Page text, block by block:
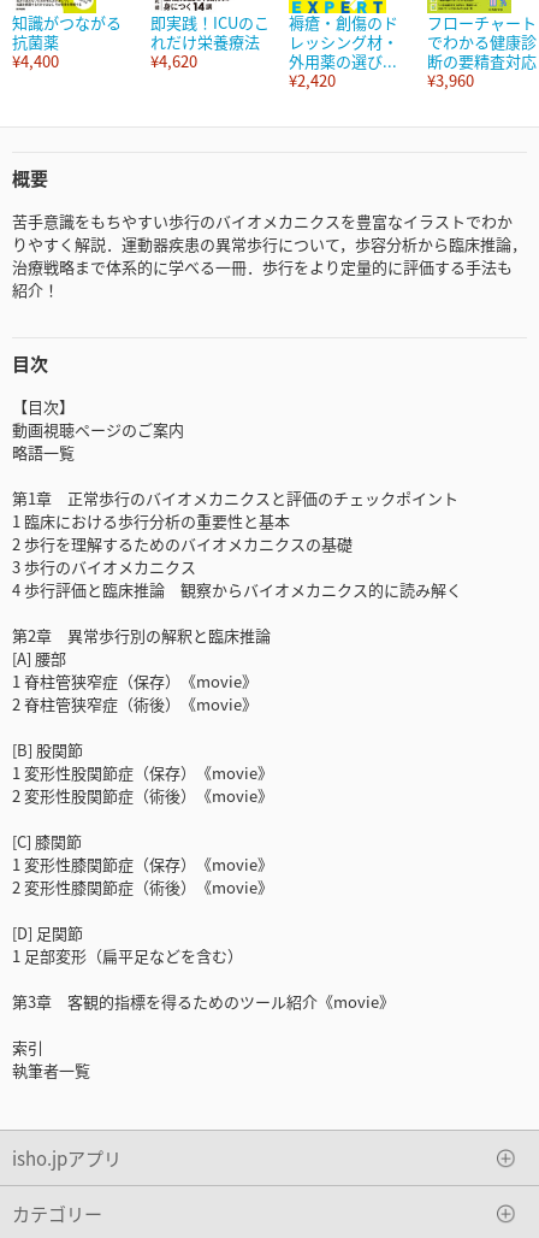
知識がつながる
抗菌薬
¥4,400
即実践！ICUのこ
れだけ栄養療法
¥4,620
褥瘡・創傷のド
レッシング材・
外用薬の選び...
¥2,420
フローチャート
でわかる健康診
断の要精査対応
¥3,960
概要
苦手意識をもちやすい歩行のバイオメカニクスを豊富なイラストでわか
りやすく解説．運動器疾患の異常歩行について，歩容分析から臨床推論，
治療戦略まで体系的に学べる一冊．歩行をより定量的に評価する手法も
紹介！
目次
【目次】
動画視聴ページのご案内
略語一覧
第1章 正常歩行のバイオメカニクスと評価のチェックポイント
1 臨床における歩行分析の重要性と基本
2 歩行を理解するためのバイオメカニクスの基礎
3 歩行のバイオメカニクス
4 歩行評価と臨床推論 観察からバイオメカニクス的に読み解く
第2章 異常歩行別の解釈と臨床推論
[A] 腰部
1 脊柱管狭窄症（保存）《movie》
2 脊柱管狭窄症（術後）《movie》
[B] 股関節
1 変形性股関節症（保存）《movie》
2 変形性股関節症（術後）《movie》
[C] 膝関節
1 変形性膝関節症（保存）《movie》
2 変形性膝関節症（術後）《movie》
[D] 足関節
1 足部変形（扁平足などを含む）
第3章 客観的指標を得るためのツール紹介《movie》
索引
執筆者一覧
isho.jpアプリ
カテゴリー